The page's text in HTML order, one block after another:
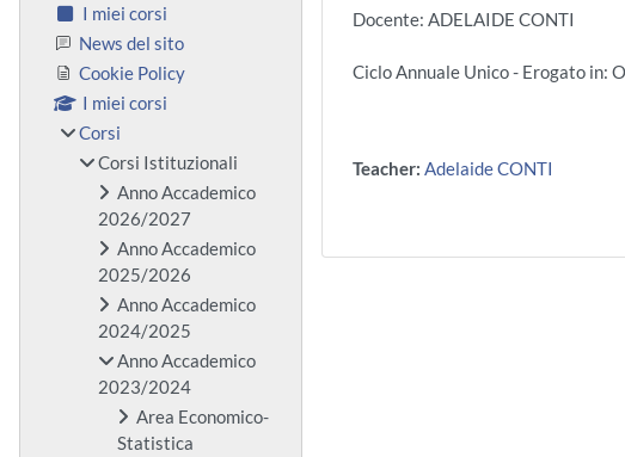
Docente: ADELAIDE CONTI
Ciclo Annuale Unico - Erogato in:
Teacher: Adelaide CONTI
I miei corsi
News del sito
Cookie Policy
I miei corsi
Corsi
Corsi Istituzionali
Anno Accademico
2026/2027
Anno Accademico
2025/2026
Anno Accademico
2024/2025
Anno Accademico
2023/2024
Area Economico-
Statistica